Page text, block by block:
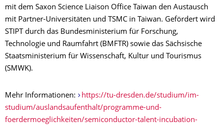
mit dem Saxon Science Liaison Office Taiwan den Austausch
mit Partner-Universitäten und TSMC in Taiwan. Gefördert wird
STIPT durch das Bundesministerium für Forschung,
Technologie und Raumfahrt (BMFTR) sowie das Sächsische
Staatsministerium für Wissenschaft, Kultur und Tourismus
(SMWK).
Mehr Informationen:
https://tu-dresden.de/studium/im-
studium/auslandsaufenthalt/programme-und-
foerdermoeglichkeiten/semiconductor-talent-incubation-